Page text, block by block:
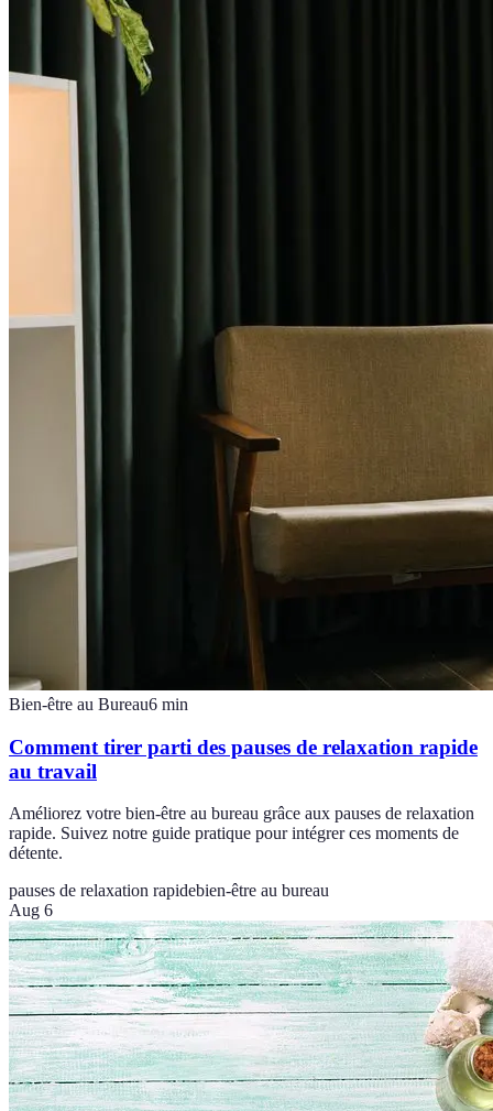
Bien-être au Bureau6 min
Comment tirer parti des pauses de relaxation rapide
au travail
Améliorez votre bien-être au bureau grâce aux pauses de relaxation
rapide. Suivez notre guide pratique pour intégrer ces moments de
détente.
pauses de relaxation rapidebien-être au bureau
Aug 6